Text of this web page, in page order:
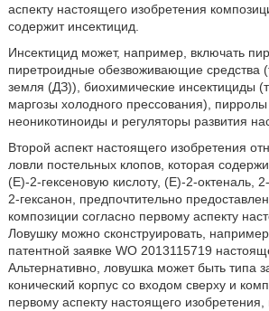
аспекту настоящего изобретения
содержит инсектицид.
Инсектицид может, например, включать
пиретроидные обезвоживающие средства
земля (ДЗ)), биохимические инсектициды
маргозы холодного прессования),
неоникотиноиды и регуляторы развития
Второй аспект настоящего изобретения
ловли постельных клопов, которая
(Е)-2-гексеновую кислоту, (Е)-2-октеналь,
2-гексанон, предпочтительно
композиции согласно первому аспекту
Ловушку можно сконструировать,
патентной заявке WO 2013115719
Альтернативно, ловушка может быть типа
конический корпус со входом сверху и
первому аспекту настоящего